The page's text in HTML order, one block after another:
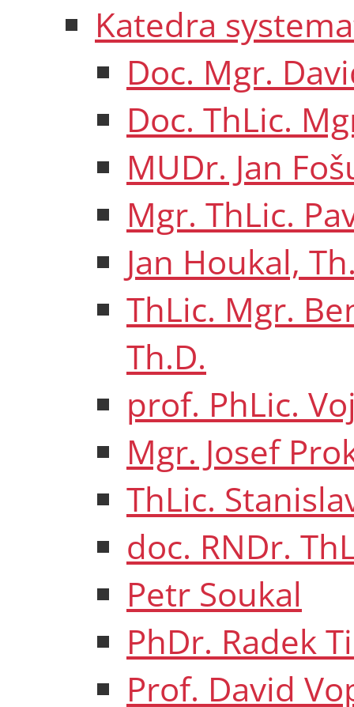
Katedra
Doc. Mgr.
Doc. ThLic.
MUDr. Jan
Mgr. ThLic.
Jan Houkal,
ThLic. Mgr.
Th.D.
prof. PhLic.
Mgr. Josef
ThLic.
doc. RNDr.
Petr Soukal
PhDr. Radek
Prof. David